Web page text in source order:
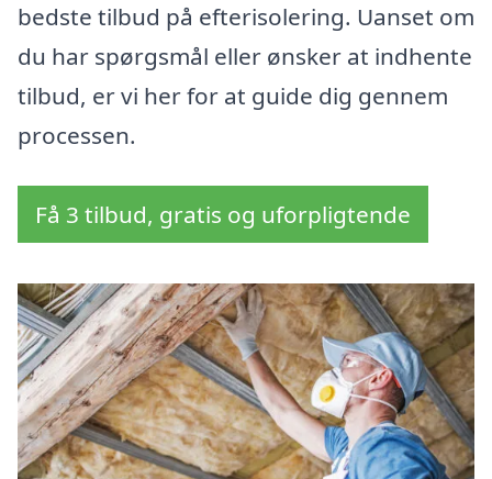
bedste tilbud på efterisolering. Uanset om
du har spørgsmål eller ønsker at indhente
tilbud, er vi her for at guide dig gennem
processen.
Få 3 tilbud, gratis og uforpligtende